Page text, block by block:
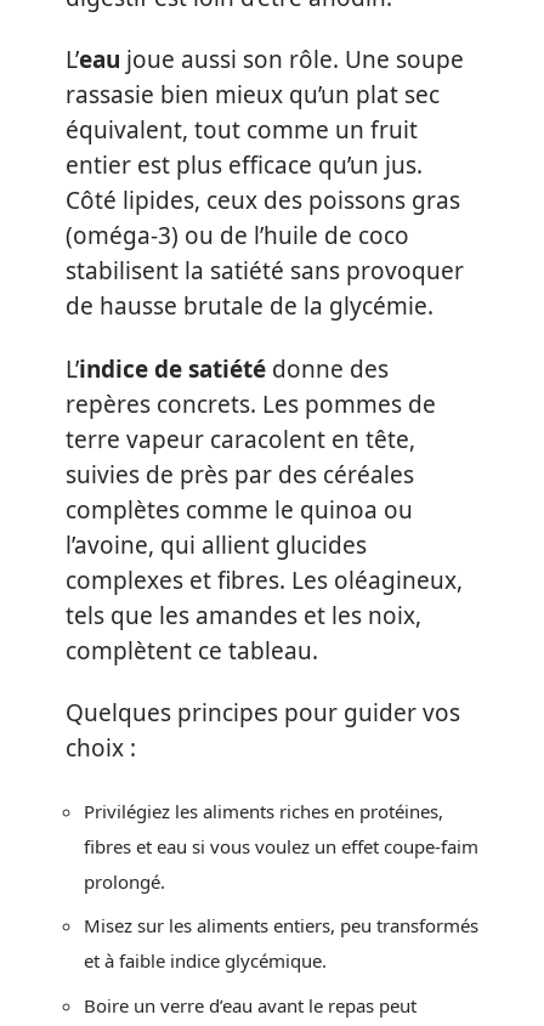
L’eau joue aussi son rôle. Une soupe
rassasie bien mieux qu’un plat sec
équivalent, tout comme un fruit
entier est plus efficace qu’un jus.
Côté lipides, ceux des poissons gras
(oméga-3) ou de l’huile de coco
stabilisent la satiété sans provoquer
de hausse brutale de la glycémie.
L’indice de satiété donne des
repères concrets. Les pommes de
terre vapeur caracolent en tête,
suivies de près par des céréales
complètes comme le quinoa ou
l’avoine, qui allient glucides
complexes et fibres. Les oléagineux,
tels que les amandes et les noix,
complètent ce tableau.
Quelques principes pour guider vos
choix :
Privilégiez les aliments riches en protéines,
fibres et eau si vous voulez un effet coupe-faim
prolongé.
Misez sur les aliments entiers, peu transformés
et à faible indice glycémique.
Boire un verre d’eau avant le repas peut